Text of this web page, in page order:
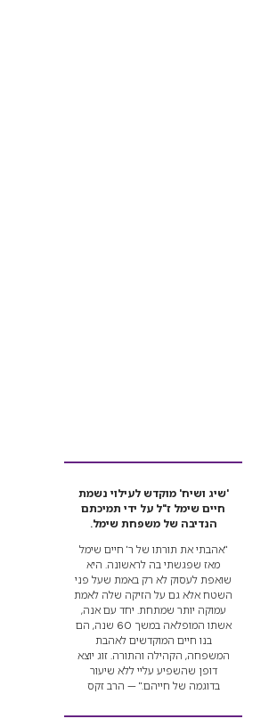
'שיג ושיח' מוקדש לעילוי נשמת
חיים שימל ז"ל על ידי תמיכתם
הנדיבה של משפחת שימל.
"אהבתי את תורתו של ר' חיים שימל
מאז שפגשתי בה לראשונה. היא
שואפת לעסוק לא רק באמת שעל פני
השטח אלא גם על הזיקה שלה לאמת
עמוקה יותר שמתחת. יחד עם אנה,
אשתו המופלאה במשך 60 שנה, הם
בנו חיים המוקדשים לאהבת
המשפחה, הקהילה והתורה. זוג יוצא
דופן שהשפיע עליי ללא שיעור
בדוגמה של חייהם." — הרב זקס